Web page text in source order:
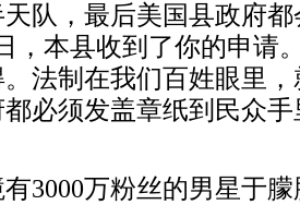
队，最后美国县政府
，本县收到了你的申请
法制在我们百姓眼里
必须发盖章纸到民众
3000万粉丝的男星于朦